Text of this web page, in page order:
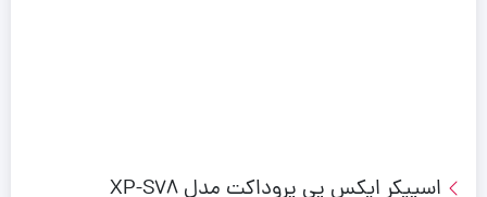
اسپیکر ایکس پی پروداکت مدل XP-S78